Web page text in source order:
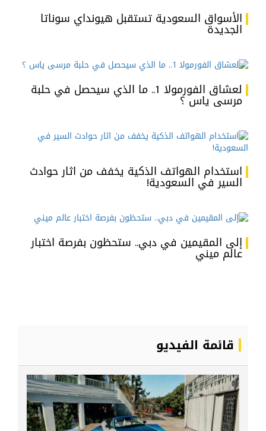
الأسواق السعودية تستقبل هيونداي سوناتا
الجديدة
لعشاق الفورمولا 1.. ما الذي سيحصل في حلبة
مرسى ياس ؟
استخدام الهواتف الذكية يخفف من اثار حوادث
السير في السعودية!
إلى المقيمين في دبي.. ستحظون بفرصة اختبار
عالم ميني
قائمة الفيديو